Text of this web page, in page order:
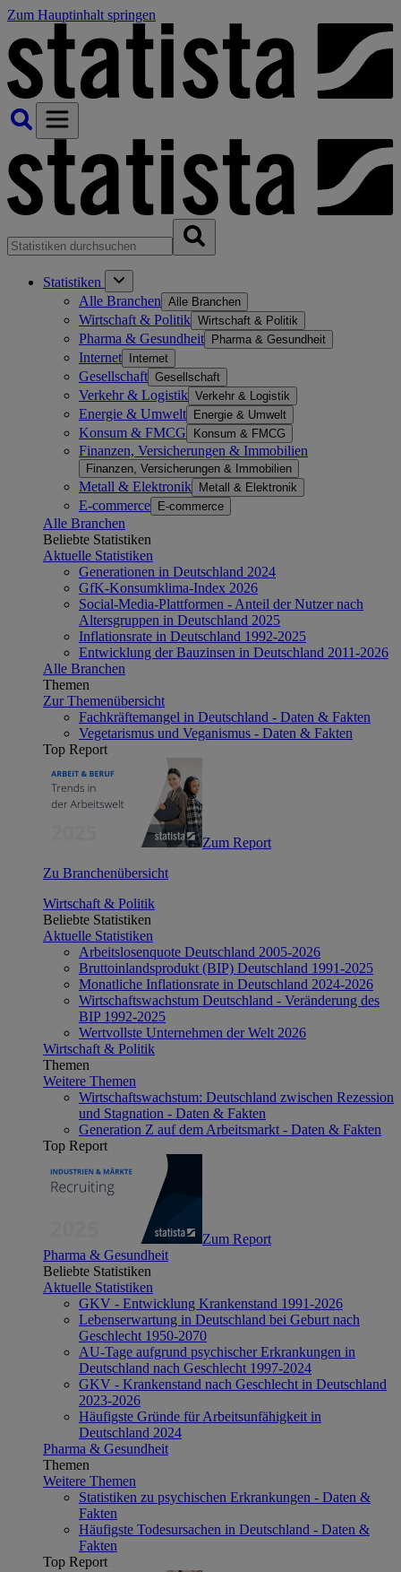
Zum Hauptinhalt springen
Statistiken
Alle Branchen Alle Branchen
Wirtschaft & Politik Wirtschaft & Politik
Pharma & Gesundheit Pharma & Gesundheit
Internet Internet
Gesellschaft Gesellschaft
Verkehr & Logistik Verkehr & Logistik
Energie & Umwelt Energie & Umwelt
Konsum & FMCG Konsum & FMCG
Finanzen, Versicherungen & Immobilien
Finanzen, Versicherungen & Immobilien
Metall & Elektronik Metall & Elektronik
E-commerce E-commerce
Alle Branchen
Beliebte Statistiken
Aktuelle Statistiken
Generationen in Deutschland 2024
GfK-Konsumklima-Index 2026
Social-Media-Plattformen - Anteil der Nutzer nach
Altersgruppen in Deutschland 2025
Inflationsrate in Deutschland 1992-2025
Entwicklung der Bauzinsen in Deutschland 2011-2026
Alle Branchen
Themen
Zur Themenübersicht
Fachkräftemangel in Deutschland - Daten & Fakten
Vegetarismus und Veganismus - Daten & Fakten
Top Report
Zum Report
Zu Branchenübersicht
Wirtschaft & Politik
Beliebte Statistiken
Aktuelle Statistiken
Arbeitslosenquote Deutschland 2005-2026
Bruttoinlandsprodukt (BIP) Deutschland 1991-2025
Monatliche Inflationsrate in Deutschland 2024-2026
Wirtschaftswachstum Deutschland - Veränderung des
BIP 1992-2025
Wertvollste Unternehmen der Welt 2026
Wirtschaft & Politik
Themen
Weitere Themen
Wirtschaftswachstum: Deutschland zwischen Rezession
und Stagnation - Daten & Fakten
Generation Z auf dem Arbeitsmarkt - Daten & Fakten
Top Report
Zum Report
Pharma & Gesundheit
Beliebte Statistiken
Aktuelle Statistiken
GKV - Entwicklung Krankenstand 1991-2026
Lebenserwartung in Deutschland bei Geburt nach
Geschlecht 1950-2070
AU-Tage aufgrund psychischer Erkrankungen in
Deutschland nach Geschlecht 1997-2024
GKV - Krankenstand nach Geschlecht in Deutschland
2023-2026
Häufigste Gründe für Arbeitsunfähigkeit in
Deutschland 2024
Pharma & Gesundheit
Themen
Weitere Themen
Statistiken zu psychischen Erkrankungen - Daten &
Fakten
Häufigste Todesursachen in Deutschland - Daten &
Fakten
Top Report